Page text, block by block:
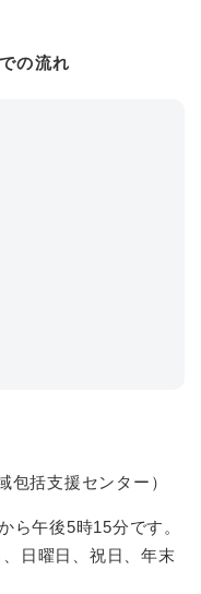
の流れ
包括支援センター）
ら午後5時15分です。
日曜日、祝日、年末